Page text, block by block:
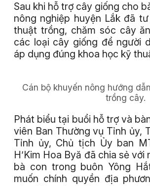
Sau khi hỗ trợ cây giống cho
nông nghiệp huyện Lắk đã
thuật trồng, chăm sóc cây
các loại cây giống để người
áp dụng đúng khoa học kỹ
Cán bộ khuyến nông hướng
trồng cây.
Phát biểu tại buổi hỗ trợ và
viên Ban Thường vụ Tỉnh ủy,
Tỉnh ủy, Chủ tịch Ủy ban
H’Kim Hoa Byă đã chia sẻ
bà con trong buôn Yông
muốn chính quyền địa